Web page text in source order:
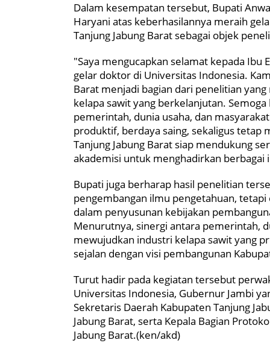
Dalam kesempatan tersebut, Bupati
Haryani atas keberhasilannya meraih
Tanjung Jabung Barat sebagai objek
"Saya mengucapkan selamat kepada Ibu
gelar doktor di Universitas Indonesia.
Barat menjadi bagian dari penelitian
kelapa sawit yang berkelanjutan.
pemerintah, dunia usaha, dan
produktif, berdaya saing, sekaligus tetap
Tanjung Jabung Barat siap mendukung
akademisi untuk menghadirkan
Bupati juga berharap hasil penelitian
pengembangan ilmu pengetahuan,
dalam penyusunan kebijakan
Menurutnya, sinergi antara pemerintah,
mewujudkan industri kelapa sawit yang
sejalan dengan visi pembangunan
Turut hadir pada kegiatan tersebut
Universitas Indonesia, Gubernur Jambi
Sekretaris Daerah Kabupaten Tanjung
Jabung Barat, serta Kepala Bagian
Jabung Barat.(ken/akd)